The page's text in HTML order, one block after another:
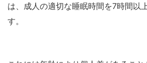
は、成人の適切な睡眠時間を7時間以
す。